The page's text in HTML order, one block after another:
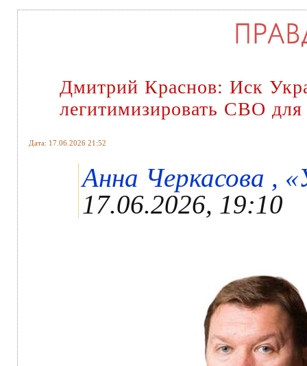
Дмитрий Краснов: Иск
легитимизировать СВО
Дата: 17.06.2026 21:52
Анна Черкасова ,
17.06.2026, 19:10